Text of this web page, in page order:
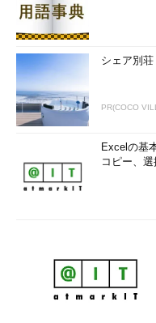
ることもあります。
今回は、データベースエ
せてデータベース開発工程
ータモデルについて解説し
現実的には、ある日突然
うなことは少ないかもし
巡ってきてもよいように
と考えている人には、そ
次回からは、「データベ
識」について、実例を交
シェア別
PR(COCO
Excelの基
コピー、